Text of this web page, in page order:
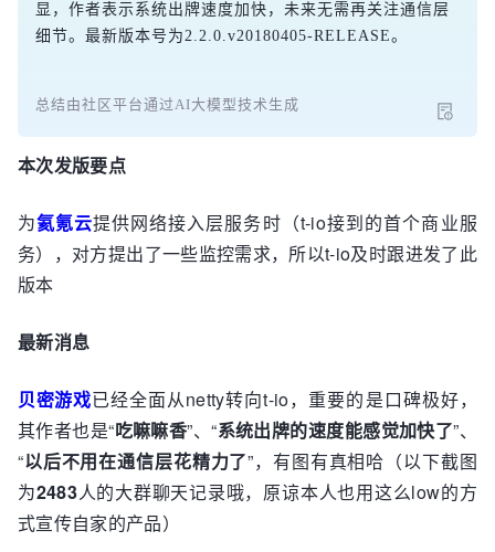
显，作者表示系统出牌速度加快，未来无需再关注通信层
细节。最新版本号为2.2.0.v20180405-RELEASE。
总结由社区平台通过AI大模型技术生成
本次发版要点
为氦氪云提供网络接入层服务时（t-io接到的首个商业服
务），对方提出了一些监控需求，所以t-io及时跟进发了此
版本
最新消息
贝密游戏已经全面从netty转向t-io，重要的是口碑极好，
其作者也是“吃嘛嘛香”、“系统出牌的速度能感觉加快了”、
“以后不用在通信层花精力了”，有图有真相哈（以下截图
为2483人的大群聊天记录哦，原谅本人也用这么low的方
式宣传自家的产品）